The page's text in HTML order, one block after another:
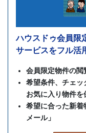
ハウスドゥ会員限
サービスをフル活
会員限定物件の閲
希望条件、チェッ
お気に入り物件を
希望に合った新着
メール」